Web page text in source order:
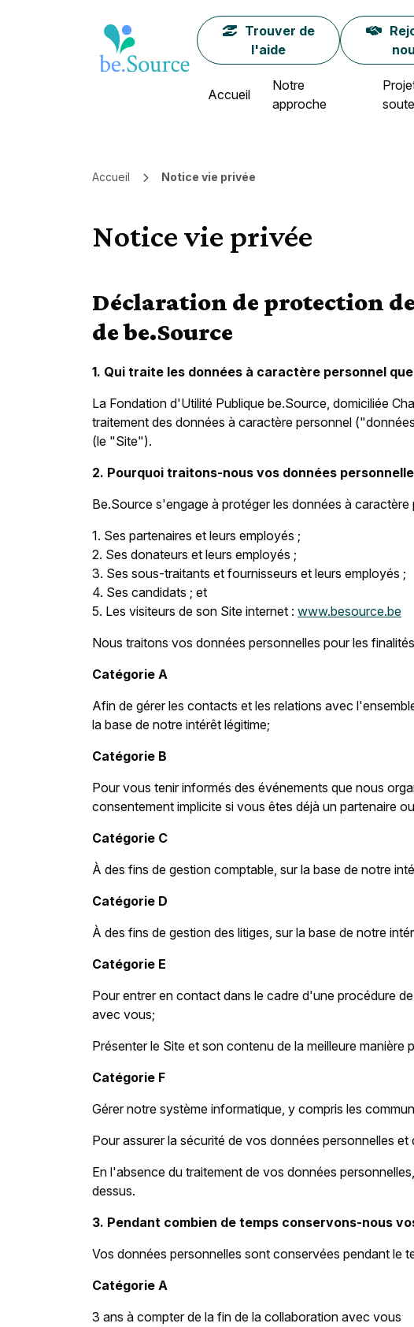
Page d'accueil
Accueil
Notre
approche
Trouver de
l'aide
Fil d'Ariane
Accueil Notice vie privée
Notice vie privée
Déclaration de protection
de be.Source
1. Qui traite les données à caractère personnel
La Fondation d'Utilité Publique be.Source, domiciliée
traitement des données à caractère personnel
(le "Site").
2. Pourquoi traitons-nous vos données
Be.Source s'engage à protéger les données à caractère
1. Ses partenaires et leurs employés ;
2. Ses donateurs et leurs employés ;
3. Ses sous-traitants et fournisseurs et leurs employés ;
4. Ses candidats ; et
5. Les visiteurs de son Site internet : www.besource.be
Nous traitons vos données personnelles pour les
Catégorie A
Afin de gérer les contacts et les relations avec
la base de notre intérêt légitime;
Catégorie B
Pour vous tenir informés des événements que nous
consentement implicite si vous êtes déjà un partenaire
Catégorie C
À des fins de gestion comptable, sur la base de notre
Catégorie D
À des fins de gestion des litiges, sur la base de notre
Catégorie E
Pour entrer en contact dans le cadre d'une procédure
avec vous;
Présenter le Site et son contenu de la meilleure
Catégorie F
Gérer notre système informatique, y compris les
Pour assurer la sécurité de vos données personnelles
En l'absence du traitement de vos données
dessus.
3. Pendant combien de temps conservons-nous
Vos données personnelles sont conservées pendant le
Catégorie A
3 ans à compter de la fin de la collaboration avec vous